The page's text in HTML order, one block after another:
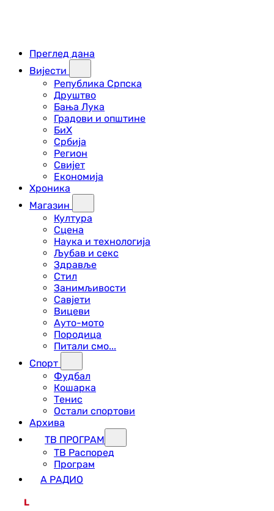
Преглед дана
Вијести
Република Српска
Друштво
Бања Лука
Градови и општине
БиХ
Србија
Регион
Свијет
Економија
Хроника
Магазин
Култура
Сцена
Наука и технологија
Љубав и секс
Здравље
Стил
Занимљивости
Савјети
Вицеви
Ауто-мото
Породица
Питали смо...
Спорт
Фудбал
Кошарка
Тенис
Остали спортови
Архива
ТВ ПРОГРАМ
ТВ Распоред
Програм
А РАДИО
L